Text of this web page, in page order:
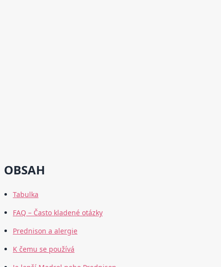
OBSAH
Tabulka
FAQ – Často kladené otázky
Prednison a alergie
K čemu se používá